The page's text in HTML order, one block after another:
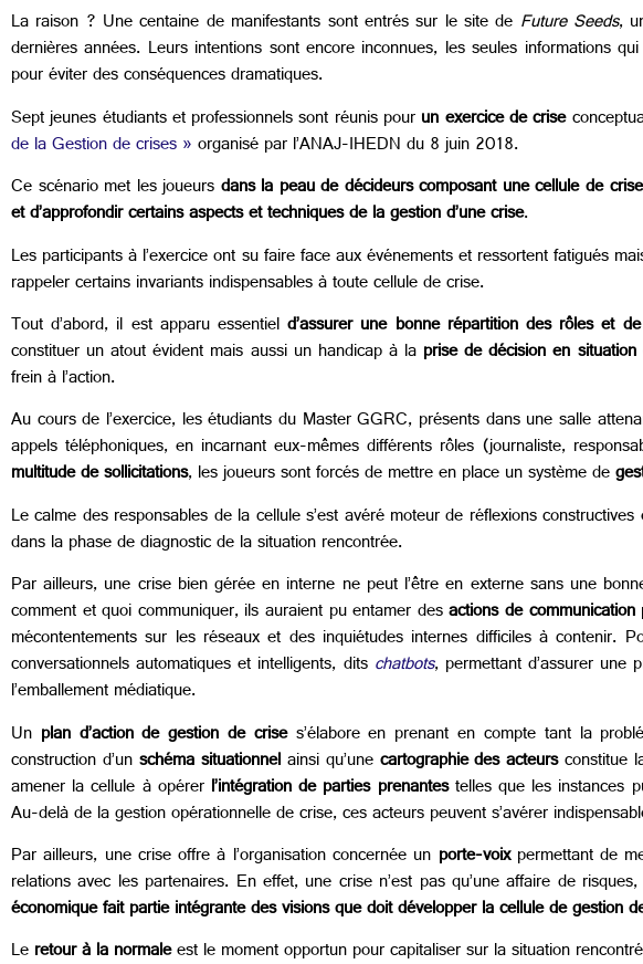
La raison ? Une centaine de manifestants sont entrés sur le site de Future Seeds,
dernières années. Leurs intentions sont encore inconnues, les seules informations
pour éviter des conséquences dramatiques.
Sept jeunes étudiants et professionnels sont réunis pourun exercice de crise
de la Gestion de crises »organisé par l’ANAJ-IHEDN du 8 juin 2018.
Ce scénario met les joueursdans la peau de décideurs composant une cellule de crise
et d’approfondir certains aspects et techniques de la gestion d’une crise.
Les participants à l’exercice ont su faire face aux événements et ressortent fatigués
rappeler certains invariants indispensables à toute cellule de crise.
Tout d’abord, il est apparu essentield’assurer une bonne répartition des rôles et
constituer un atout évident mais aussi un handicap à la prise de décision en situation
frein à l’action.
Au cours de l’exercice, les étudiants du Master GGRC, présents dans une salle
appels téléphoniques, en incarnant eux-mêmes différents rôles (journaliste,
multitude de sollicitations, les joueurs sont forcés de mettre en place un système de
Le calme des responsables de la cellule s’est avéré moteur de réflexions
dans la phase de diagnostic de la situation rencontrée.
Par ailleurs, une crise bien gérée en interne ne peut l’être en externe sans une
comment et quoi communiquer, ils auraient pu entamer desactions de communication
mécontentements sur les réseaux et des inquiétudes internes difficiles à contenir.
conversationnels automatiques et intelligents, dits chatbots, permettant d’assurer une
l’emballement médiatique.
Un plan d’action de gestion de crises’élabore en prenant en compte tant la
construction d’unschéma situationnelainsi qu’unecartographie des acteursconstitue
amener la cellule à opérer l’intégration de parties prenantestelles que les instances
Au-delà de la gestion opérationnelle de crise, ces acteurs peuvent s’avérer
Par ailleurs, une crise offre à l’organisation concernée un porte-voixpermettant de
relations avec les partenaires. En effet, une crise n’est pas qu’une affaire de
économique fait partie intégrante des visions que doit développer la cellule de gestion
Leretour à la normaleest le moment opportun pour capitaliser sur la situation